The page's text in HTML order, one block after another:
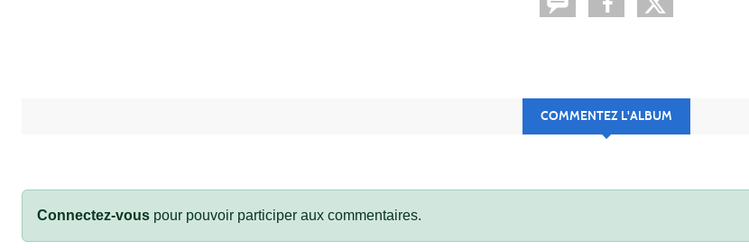
COMMENTEZ L'ALBUM
Connectez-vous pour pouvoir participer aux commentaires.